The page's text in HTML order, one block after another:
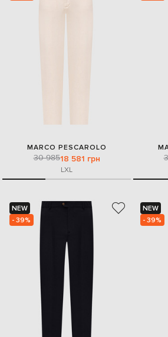
MARCO PESCAROLO
30 98518 581 грн
LXL
NEW
- 39%
NEW
- 39%